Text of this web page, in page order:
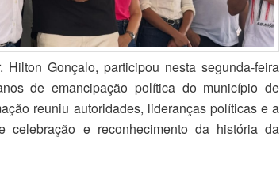
Gonçalo, participou nesta segunda-feira
de emancipação política do município de
reuniu autoridades, lideranças políticas e a
celebração e reconhecimento da história da